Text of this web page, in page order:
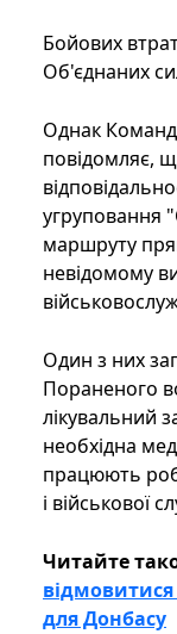
Бойових
Об'єднаних
Однак
повідомляє,
угруповання
маршруту
невідомому
Один з них
Пораненого
лікувальний
необхідна
працюють
і військової
Читайте
для Донбасу